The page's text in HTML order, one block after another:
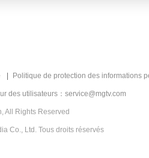
Politique de protection des informations
des utilisateurs：service@mgtv.com
All Rights Reserved
Co., Ltd. Tous droits réservés